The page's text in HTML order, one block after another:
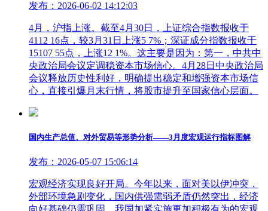
发布：2026-06-02 14:12:03
4月，沪指上涨。截至4月30日，上证综合指数报收于
4112 16点，较3月31日上涨5 7%；深证成分指数报收于
15107 55点，上涨12 1%。这主要是因为：第一，中共中
央政治局会议定调稳资本市场信心。4月28日中央政治局
会议释放历史性利好，明确提出稳定和增强资本市场信
心，直接引爆月末行情，将股市提升至国家信心层面。
国内生产总值、对外贸易等形势分析——3月度宏观运行指标图解
发布：2026-05-07 15:06:14
宏观经济实现良好开局。今年以来，面对美以伊冲突，
外部环境急剧变化，国内供强需弱矛盾仍然突出，经济